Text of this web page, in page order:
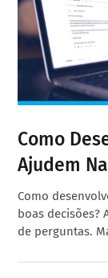
Como
Ajudem
Como
boas decisões?
de perguntas.